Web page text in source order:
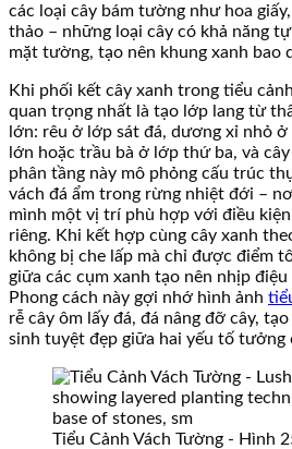
các loại cây bám tường như hoa
thảo – những loại cây có khả năng
mặt tường, tạo nên khung xanh bao
Khi phối kết cây xanh trong tiểu
quan trọng nhất là tạo lớp lang từ
lớn: rêu ở lớp sát đá, dương xỉ nhỏ
lớn hoặc trầu bà ở lớp thứ ba, và
phân tầng này mô phỏng cấu trúc
vách đá ẩm trong rừng nhiệt đới –
mình một vị trí phù hợp với điều kiện
riêng. Khi kết hợp cùng cây xanh
không bị che lấp mà chỉ được điểm
giữa các cụm xanh tạo nên nhịp
Phong cách này gợi nhớ hình ảnh
rễ cây ôm lấy đá, đá nâng đỡ cây,
sinh tuyệt đẹp giữa hai yếu tố tưởng
Tiểu Cảnh Vách Tường - Hình